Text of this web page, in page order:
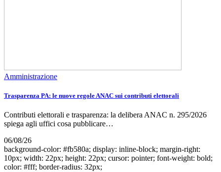
Amministrazione
Trasparenza PA: le nuove regole ANAC sui contributi elettorali
Contributi elettorali e trasparenza: la delibera ANAC n. 295/2026
spiega agli uffici cosa pubblicare…
06/08/26
background-color: #fb580a; display: inline-block; margin-right:
10px; width: 22px; height: 22px; cursor: pointer; font-weight: bold;
color: #fff; border-radius: 32px;